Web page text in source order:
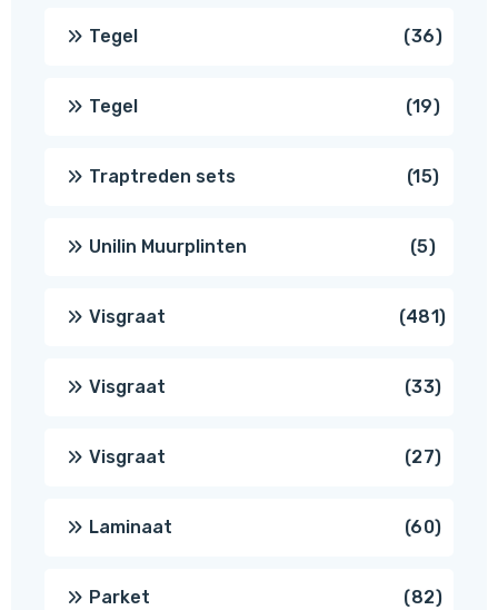
Tegel 3636
Tegel 1919
Traptreden sets 1515
Unilin Muurplinten 55
Visgraat 481481
Visgraat 3333
Visgraat 2727
Laminaat 6060
Parket 8282